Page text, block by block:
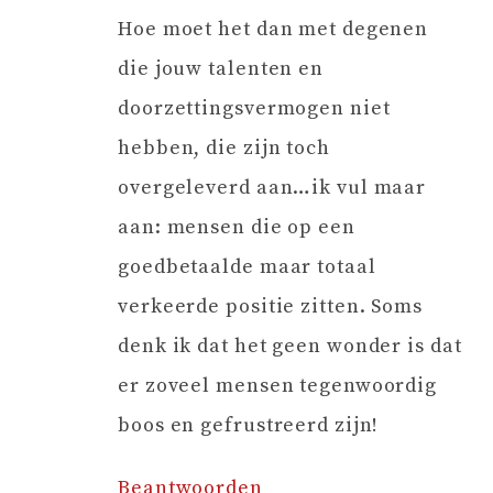
Hoe moet het dan met degenen
die jouw talenten en
doorzettingsvermogen niet
hebben, die zijn toch
overgeleverd aan…ik vul maar
aan: mensen die op een
goedbetaalde maar totaal
verkeerde positie zitten. Soms
denk ik dat het geen wonder is dat
er zoveel mensen tegenwoordig
boos en gefrustreerd zijn!